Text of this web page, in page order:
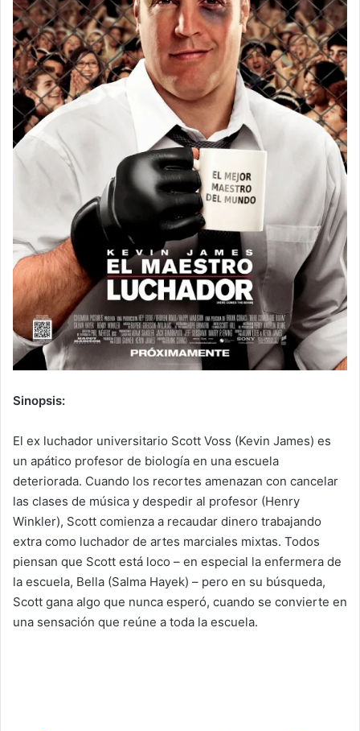
Sinopsis:
El ex luchador universitario Scott Voss (Kevin James) es
un apático profesor de biología en una escuela
deteriorada. Cuando los recortes amenazan con cancelar
las clases de música y despedir al profesor (Henry
Winkler), Scott comienza a recaudar dinero trabajando
extra como luchador de artes marciales mixtas. Todos
piensan que Scott está loco – en especial la enfermera de
la escuela, Bella (Salma Hayek) – pero en su búsqueda,
Scott gana algo que nunca esperó, cuando se convierte en
una sensación que reúne a toda la escuela.